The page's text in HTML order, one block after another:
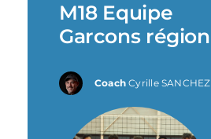
M18 Equipe
Garcons région
Coach Cyrille SANCHEZ